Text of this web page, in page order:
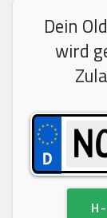
Dein
wird